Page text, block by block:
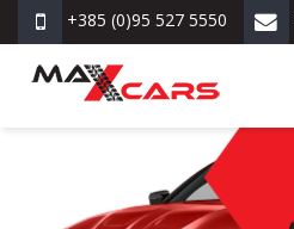
+385 (0)95 527 5550